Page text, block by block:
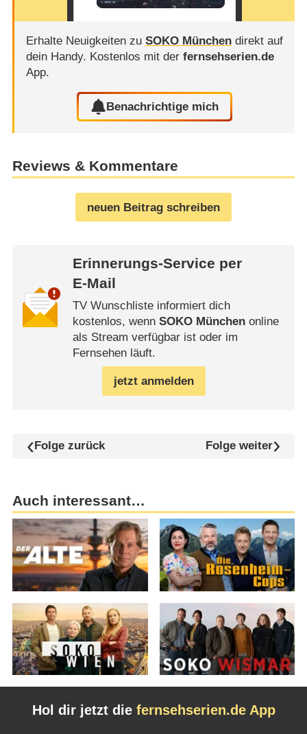
Erhalte Neuigkeiten zu SOKO Münchendirekt auf
dein Handy. Kostenlos mit der fernsehserien.de
App.
Benachrichtige mich
Reviews & Kommentare
neuen Beitrag schreiben
Erinnerungs-Service per
E-Mail
TV Wunschliste informiert dich
kostenlos, wenn SOKO Münchenonline
als Stream verfügbar ist oder im
Fernsehen läuft.
jetzt anmelden
Folge zurück Folge weiter
Auch interessant…
Hol dir jetzt die fernsehserien.de App